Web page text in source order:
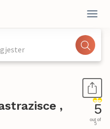
,
5
out of
5